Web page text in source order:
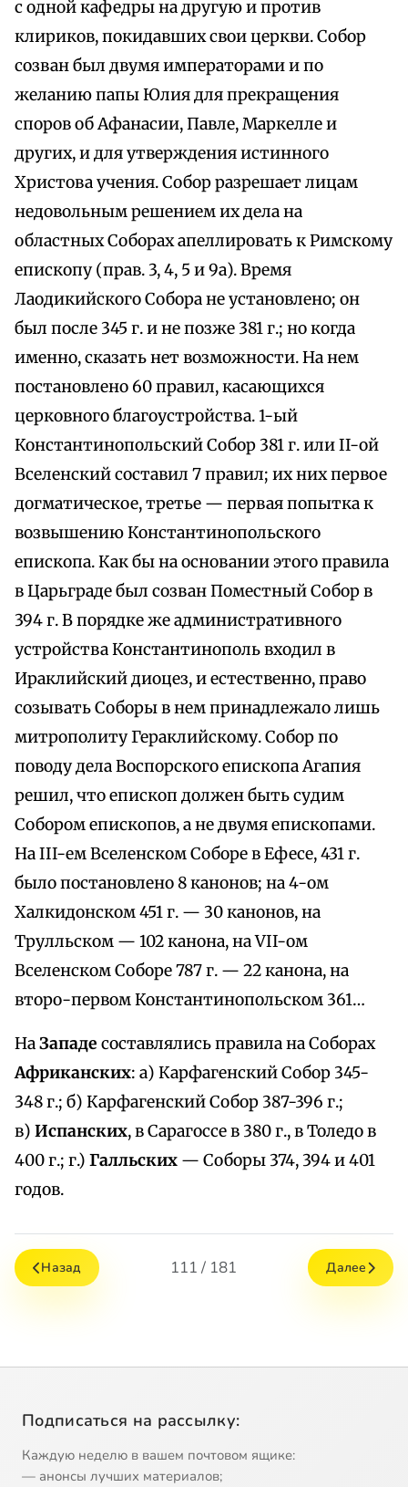
с одной кафедры на другую и против
клириков, покидавших свои церкви. Собор
созван был двумя императорами и по
желанию папы Юлия для прекращения
споров об Афанасии, Павле, Маркелле и
других, и для утверждения истинного
Христова учения. Собор разрешает лицам
недовольным решением их дела на
областных Соборах апеллировать к Римскому
епископу (прав. 3, 4, 5 и 9а). Время
Лаодикийского Собора не установлено; он
был после 345 г. и не позже 381 г.; но когда
именно, сказать нет возможности. На нем
постановлено 60 правил, касающихся
церковного благоустройства. 1-ый
Константинопольский Собор 381 г. или II-ой
Вселенский составил 7 правил; их них первое
догматическое, третье — первая попытка к
возвышению Константинопольского
епископа. Как бы на основании этого правила
в Царьграде был созван Поместный Собор в
394 г. В порядке же административного
устройства Константинополь входил в
Ираклийский диоцез, и естественно, право
созывать Соборы в нем принадлежало лишь
митрополиту Гераклийскому. Собор по
поводу дела Воспорского епископа Агапия
решил, что епископ должен быть судим
Собором епископов, а не двумя епископами.
На III-ем Вселенском Соборе в Ефесе, 431 г.
было постановлено 8 канонов; на 4-ом
Халкидонском 451 г. — 30 канонов, на
Трулльском — 102 канона, на VII-ом
Вселенском Соборе 787 г. — 22 канона, на
второ-первом Константинопольском 361…
НаЗападе составлялись правила на Соборах
Африканских: а) Карфагенский Собор 345-
348 г.; б) Карфагенский Собор 387-396 г.;
в) Испанских, в Сарагоссе в 380 г., в Толедо в
400 г.; г.) Галльских — Соборы 374, 394 и 401
годов.
Назад 111 / 181 Далее
Подписаться на рассылку:
Каждую неделю в вашем почтовом ящике:
— анонсы лучших материалов;